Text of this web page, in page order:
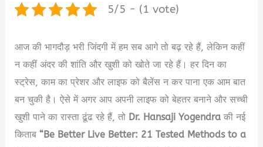
5/5 - (1 vote)
आज की भागदौड़ भरी जिंदगी में हम सब आगे तो बढ़ रहे हैं, लेकिन कहीं
न कहीं अंदर की शांति और खुशी को खोते जा रहे हैं। हर दिन का
स्ट्रेस, काम का प्रेशर और लाइफ को बैलेंस न कर पाना एक आम बात
बन चुकी है। ऐसे में अगर आप अपनी लाइफ को बेहतर बनाने और सच्ची
खुशी पाने का रास्ता ढूंढ रहे हैं, तो Dr. Hansaji Yogendra की नई
किताब“Be Better Live Better: 21 Tested Methods to a